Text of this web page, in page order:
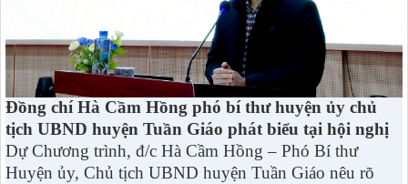
Đồng chí Hà Cầm Hồng phó bí thư huyện ủy chủ
tịch UBND huyện Tuần Giáo phát biểu tại hội nghị
Dự Chương trình, đ/c Hà Cầm Hồng – Phó Bí thư
Huyện ủy, Chủ tịch UBND huyện Tuần Giáo nêu rõ